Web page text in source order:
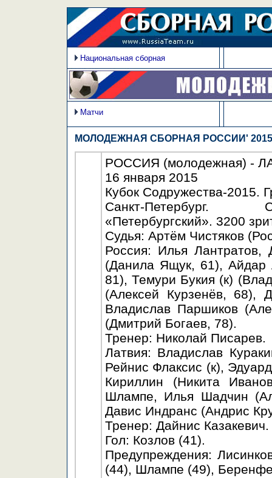
Национальная сборная
Матчи
МОЛОДЕЖНАЯ СБОРНАЯ РОССИИ' 2015
РОССИЯ (молодежная) -
16 января 2015
Кубок Содружества-2015.
Санкт-Петербург.
«Петербургский». 3200
Судья: Артём Чистяков
Россия: Илья Лантратов,
(Данила Ящук, 61), Айдар
81), Темури Букия (к)
(Алексей Курзенёв, 68),
Владислав Паршиков
(Дмитрий Богаев, 78).
Тренер: Николай Писарев.
Латвия: Владислав
Рейнис Флаксис (к),
Кириллин (Никита
Шлампе, Илья Шадчин
Давис Индранс (Андрис
Тренер: Дайнис Казакевич.
Гол: Козлов (41).
Предупреждения:
(44), Шлампе (49),